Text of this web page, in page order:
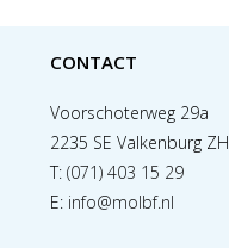
CONTACT
Voorschoterweg 29a
2235 SE Valkenburg ZH
T:(071) 403 15 29
E: info@molbf.nl